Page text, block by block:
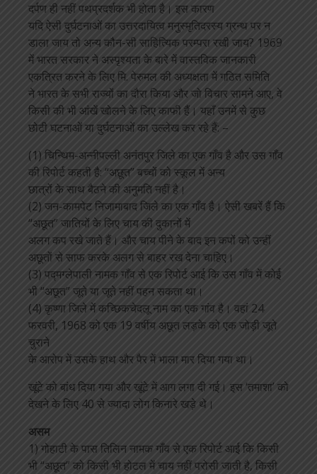
दर्पण ही नहीं पथप्रदर्शक भी होता है। इस कारण
यदि ऐसी दुर्घटनाओं का उत्तरदायित्व मनुस्मृतिदरस्य ग्रन्थ पर न
डाला जाय तो अन्य कौन-सी साहित्यिक परम्परा रखी जाय? 1969
में भारत सरकार ने अस्पृश्यता के बारे में वास्तविक जानकारी
एकत्रित करने के लिए मि. पेरुमल की अध्यक्षता में गठित समिति
ने भारत के सभी राज्यों का दौरा किया और जो विचार सामने आए, वे
किसी की भी आंखें खोलने के लिए काफी हैं। यहाँ उनमें से कुछ
छोटी घटनाओं या दुर्घटनाओं का उल्लेख कर रहे हैं: –
(1) चिन्थिम-अन्नीपल्ली अनंतपुर जिले का एक गाँव है और उस गाँव
की रिपोर्ट कहती है: “अछूत” बच्चों को स्कूल में अन्य
छात्रों के साथ बैठने की अनुमति नहीं है।
(2) जन-कामपेट निजामाबाद जिले का एक गाँव है। ऐसी खबरें हैं कि
“अछूत” जातियों के लिए चाय की दुकानों में
अलग कप रखे जाते हैं। और चाय पीने के बाद इन कपों को उन्हीं
अछूतों से साफ करके अलग से बाहर रख देना चाहिए।
(3) पद्मग्लेपाली नामक गाँव से एक रिपोर्ट आई कि उस गाँव में कोई
भी “अछूत” जूते या जूते नहीं पहन सकता था।
(4) कृष्णा जिले में कच्छिकचेदलू नाम का एक गांव है। वहां 24
फरवरी, 1968 को एक 19 वर्षीय अछूत लड़के को एक जोड़ी जूते
चुराने
के आरोप में उसके हाथ और पैर में भाला मार दिया गया था।
खूंटे को बांध दिया गया और खूंटे में आग लगा दी गई। इस ‘तमाशा’ को
देखने के लिए 40 से ज्यादा लोग किनारे खड़े थे।
असम
1) गोहाटी के पास तिलिन नामक गाँव से एक रिपोर्ट आई कि किसी
भी “अछूत” को किसी भी होटल में चाय नहीं परोसी जाती है, किसी